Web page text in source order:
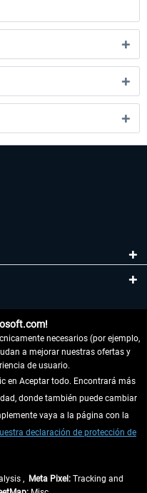
necesarios (por ejemplo,
a mejorar nuestras ofertas y
de usuario.
en Aceptar todo. Encontrará más
donde también puede cambiar
vaya a la página con la
declaración de protección de
, Meta Pixel: Tracking and